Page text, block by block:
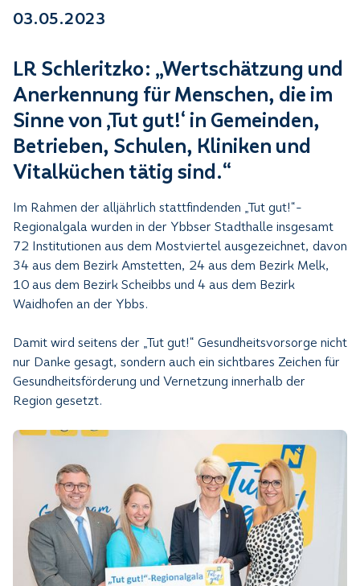
03.05.2023
LR Schleritzko: „Wertschätzung und
Anerkennung für Menschen, die im
Sinne von ‚Tut gut!‘ in Gemeinden,
Betrieben, Schulen, Kliniken und
Vitalküchen tätig sind.“
Im Rahmen der alljährlich stattfindenden „Tut gut!“-
Regionalgala wurden in der Ybbser Stadthalle insgesamt
72 Institutionen aus dem Mostviertel ausgezeichnet, davon
34 aus dem Bezirk Amstetten, 24 aus dem Bezirk Melk,
10 aus dem Bezirk Scheibbs und 4 aus dem Bezirk
Waidhofen an der Ybbs.
Damit wird seitens der „Tut gut!“ Gesundheitsvorsorge nicht
nur Danke gesagt, sondern auch ein sichtbares Zeichen für
Gesundheitsförderung und Vernetzung innerhalb der
Region gesetzt.